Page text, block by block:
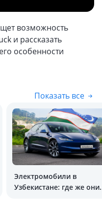
возможность
и рассказать
особенности
Показать все
Электромобили в
Узбекистане: где же они